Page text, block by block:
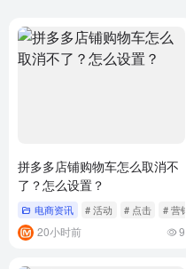
拼多多店铺购物车怎么取消不
了？怎么设置？
电商资讯 # 活动 # 点击 # 营销
20小时前 9